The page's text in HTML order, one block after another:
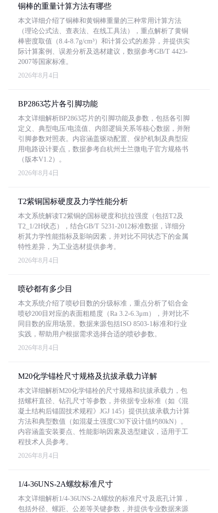
铜棒的重量计算方法有哪些
本文详细介绍了铜棒和黄铜棒重量的三种常用计算方法
（理论公式法、查表法、在线工具法），重点解析了黄铜
棒密度取值（8.4-8.7g/cm³）和计算公式的差异，并提供实
际计算案例、误差分析及选材建议，数据参考GB/T 4423-
2007等国家标准。
2026年8月4日
BP2863芯片各引脚功能
本文详细解析BP2863芯片的引脚功能及参数，包括各引脚
定义、典型电压/电流值、内部逻辑关系等核心数据，并附
引脚参数对照表。内容涵盖驱动配置、保护机制及典型应
用电路设计要点，数据参考自杭州士兰微电子官方规格书
（版本V1.2）。
2026年8月4日
T2紫铜国标硬度及力学性能分析
本文系统解读T2紫铜的国标硬度和抗拉强度（包括T2及
T2_1/2H状态），结合GB/T 5231-2012标准数据，详细分
析其力学性能指标及影响因素，并对比不同状态下的金属
特性差异，为工业选材提供参考。
2026年8月4日
喷砂都有多少目
本文系统介绍了喷砂目数的分级标准，重点分析了铝合金
喷砂200目对应的表面粗糙度（Ra 3.2-6.3μm），并对比不
同目数的应用场景。数据来源包括ISO 8503-1标准和行业
实践，帮助用户根据需求选择合适的喷砂参数。
2026年8月4日
M20化学锚栓尺寸规格及抗拔承载力详解
本文详细解析M20化学锚栓的尺寸规格和抗拔承载力，包
括螺杆直径、钻孔尺寸等参数，并依据专业标准（如《混
凝土结构后锚固技术规程》JGJ 145）提供抗拔承载力计算
方法和典型数值（如混凝土强度C30下设计值约80kN）。
内容涵盖安装要点、性能影响因素及选型建议，适用于工
程技术人员参考。
2026年8月4日
1/4-36UNS-2A螺纹标准尺寸
本文详细解析1/4-36UNS-2A螺纹的标准尺寸及底孔计算，
包括外径、螺距、公差等关键参数，并提供专业数据来源